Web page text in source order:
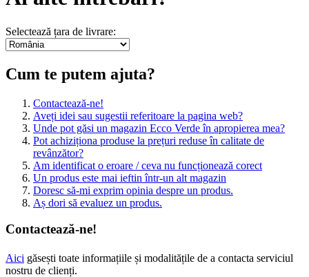
Selectează țara de livrare:
Cum te putem ajuta?
Contactează-ne!
Aveți idei sau sugestii referitoare la pagina web?
Unde pot găsi un magazin Ecco Verde în apropierea mea?
Pot achiziționa produse la prețuri reduse în calitate de
revânzător?
Am identificat o eroare / ceva nu funcționează corect
Un produs este mai ieftin într-un alt magazin
Doresc să-mi exprim opinia despre un produs.
Aș dori să evaluez un produs.
Contactează-ne!
Aici găsești toate informațiile și modalitățile de a contacta serviciul
nostru de clienți.